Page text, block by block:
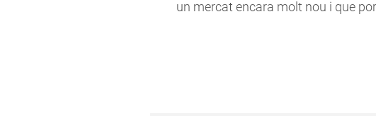
un mercat encara molt nou i que